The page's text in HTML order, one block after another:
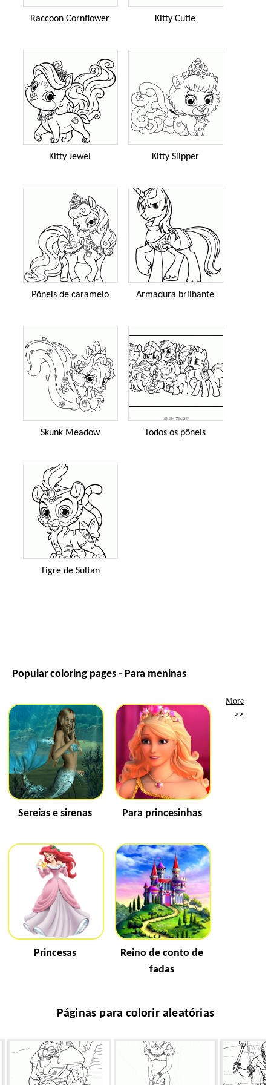
Raccoon Cornflower Kitty Cutie
Kitty Jewel Kitty Slipper
Pôneis de caramelo Armadura brilhante
Skunk Meadow Todos os pôneis
Tigre de Sultan
Popular coloring pages - Para meninas
Sereias e sirenas Para princesinhas
Princesas
Reino de conto de
fadas
More
>>
Páginas para colorir aleatórias